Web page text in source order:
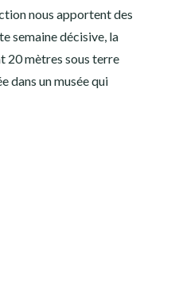
nous apportent des
semaine décisive, la
20 mètres sous terre
dans un musée qui